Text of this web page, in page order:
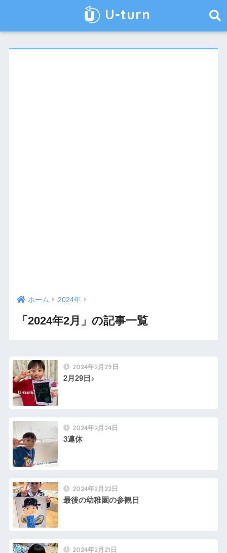
U-turn
ホーム 2024年
「2024年2月」の記事一覧
2024年2月29日
2月29日♪
2024年2月24日
3連休
2024年2月22日
最後の幼稚園の参観日
2024年2月21日